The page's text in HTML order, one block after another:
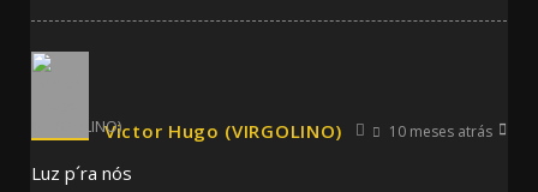
Victor Hugo (VIRGOLINO) 10 meses atrás
Luz p´ra nós